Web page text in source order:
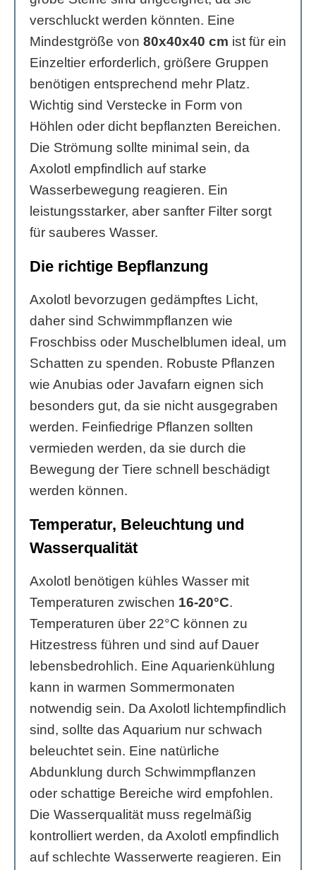
verschluckt werden könnten. Eine
Mindestgröße von 80x40x40 cm ist für ein
Einzeltier erforderlich, größere Gruppen
benötigen entsprechend mehr Platz.
Wichtig sind Verstecke in Form von
Höhlen oder dicht bepflanzten Bereichen.
Die Strömung sollte minimal sein, da
Axolotl empfindlich auf starke
Wasserbewegung reagieren. Ein
leistungsstarker, aber sanfter Filter sorgt
für sauberes Wasser.
Die richtige Bepflanzung
Axolotl bevorzugen gedämpftes Licht,
daher sind Schwimmpflanzen wie
Froschbiss oder Muschelblumen ideal, um
Schatten zu spenden. Robuste Pflanzen
wie Anubias oder Javafarn eignen sich
besonders gut, da sie nicht ausgegraben
werden. Feinfiedrige Pflanzen sollten
vermieden werden, da sie durch die
Bewegung der Tiere schnell beschädigt
werden können.
Temperatur, Beleuchtung und
Wasserqualität
Axolotl benötigen kühles Wasser mit
Temperaturen zwischen 16-20°C.
Temperaturen über 22°C können zu
Hitzestress führen und sind auf Dauer
lebensbedrohlich. Eine Aquarienkühlung
kann in warmen Sommermonaten
notwendig sein. Da Axolotl lichtempfindlich
sind, sollte das Aquarium nur schwach
beleuchtet sein. Eine natürliche
Abdunklung durch Schwimmpflanzen
oder schattige Bereiche wird empfohlen.
Die Wasserqualität muss regelmäßig
kontrolliert werden, da Axolotl empfindlich
auf schlechte Wasserwerte reagieren. Ein